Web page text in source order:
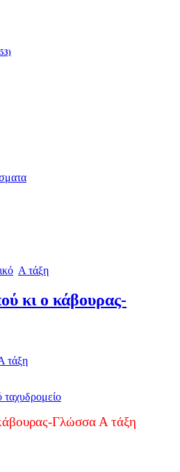
Α τάξη
κι ο κάβουρας-
τάξη
Γλώσσα Α τάξη